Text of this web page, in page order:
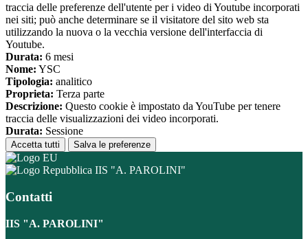
traccia delle preferenze dell'utente per i video di Youtube incorporati
nei siti; può anche determinare se il visitatore del sito web sta
utilizzando la nuova o la vecchia versione dell'interfaccia di
Youtube.
Durata: 6 mesi
Nome: YSC
Tipologia: analitico
Proprieta: Terza parte
Descrizione: Questo cookie è impostato da YouTube per tenere
traccia delle visualizzazioni dei video incorporati.
Durata: Sessione
Accetta tutti Salva le preferenze
IIS "A. PAROLINI"
Contatti
IIS "A. PAROLINI"